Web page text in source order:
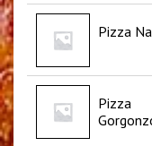
Pizza
Pizza